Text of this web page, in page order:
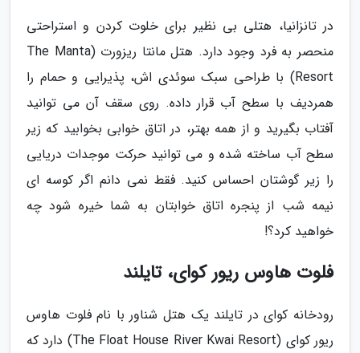
در تانزانیا، هتلی بی نظیر برای خلوت کردن و استراحتی
منحصر به فرد وجود دارد. هتل مانتا ریزورت (The Manta
Resort) با طراحی سبک سوئدی اش، پذیرایی و حمام را
همردیف با سطح آب قرار داده. روی سقف آن می توانید
آفتاب بگیرید و از همه بهتر، در اتاق خوابی بخوابید که زیر
سطح آب ساخته شده و می توانید حرکت موجدات دریایی
را زیر گوشتان احساس کنید. فقط نمی دانم اگر کوسه ای
نیمه شب از پنجره اتاق خوابتان به شما خیره شود چه
خواهید کرد؟!
فلوت هاوس ریور کوای، تایلند
رودخانه کوای در تایلند یک هتل شناور با نام فلوت هاوس
ریور کوای (The Float House River Kwai Resort) دارد که